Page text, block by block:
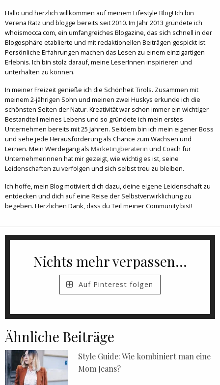
Hallo und herzlich willkommen auf meinem Lifestyle Blog! Ich bin
Verena Ratz und blogge bereits seit 2010. Im Jahr 2013 gründete ich
whoismocca.com, ein umfangreiches Blogazine, das sich schnell in der
Blogosphäre etablierte und mit redaktionellen Beiträgen gespickt ist.
Persönliche Erfahrungen machen das Lesen zu einem einzigartigen
Erlebnis. Ich bin stolz darauf, meine LeserInnen inspirieren und
unterhalten zu können.
In meiner Freizeit genieße ich die Schönheit Tirols. Zusammen mit
meinem 2-jährigen Sohn und meinen zwei Huskys erkunde ich die
schönsten Seiten der Natur. Kreativität war schon immer ein wichtiger
Bestandteil meines Lebens und so gründete ich mein erstes
Unternehmen bereits mit 25 Jahren. Seitdem bin ich mein eigener Boss
und sehe jede Herausforderung als Chance zum Wachsen und
Lernen. Mein Werdegang als Marketingberaterin und Coach für
Unternehmerinnen hat mir gezeigt, wie wichtig es ist, seine
Leidenschaften zu verfolgen und sich selbst treu zu bleiben.
Ich hoffe, mein Blog motiviert dich dazu, deine eigene Leidenschaft zu
entdecken und dich auf eine Reise der Selbstverwirklichung zu
begeben. Herzlichen Dank, dass du Teil meiner Community bist!
Nichts mehr verpassen...
Auf Pinterest folgen
Ähnliche Beiträge
Style Guide: Wie kombiniert man eine
Mom Jeans?